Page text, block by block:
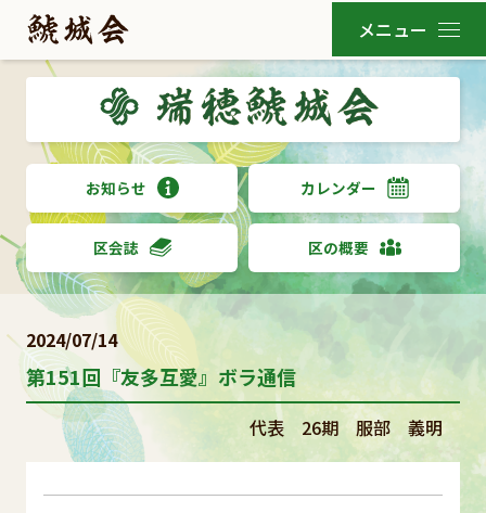
お知らせ カレンダー
区会誌 区の概要
2024/07/14
第151回『友多互愛』ボラ通信
代表 26期 服部 義明